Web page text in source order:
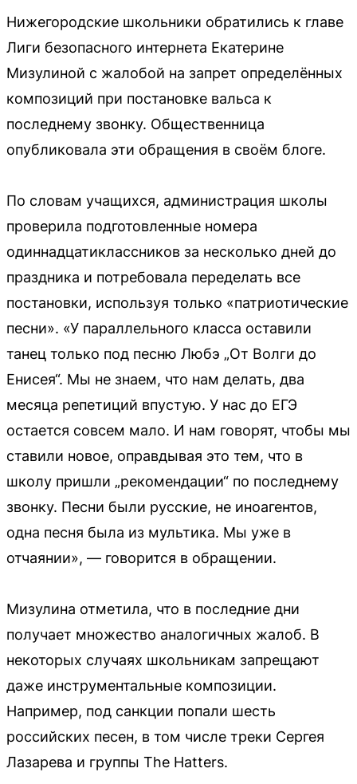
Нижегородские школьники обратились к главе
Лиги безопасного интернета Екатерине
Мизулиной с жалобой на запрет определённых
композиций при постановке вальса к
последнему звонку. Общественница
опубликовала эти обращения в своём блоге.
По словам учащихся, администрация школы
проверила подготовленные номера
одиннадцатиклассников за несколько дней до
праздника и потребовала переделать все
постановки, используя только «патриотические
песни». «У параллельного класса оставили
танец только под песню Любэ „От Волги до
Енисея“. Мы не знаем, что нам делать, два
месяца репетиций впустую. У нас до ЕГЭ
остается совсем мало. И нам говорят, чтобы мы
ставили новое, оправдывая это тем, что в
школу пришли „рекомендации“ по последнему
звонку. Песни были русские, не иноагентов,
одна песня была из мультика. Мы уже в
отчаянии», — говорится в обращении.
Мизулина отметила, что в последние дни
получает множество аналогичных жалоб. В
некоторых случаях школьникам запрещают
даже инструментальные композиции.
Например, под санкции попали шесть
российских песен, в том числе треки Сергея
Лазарева и группы The Hatters.